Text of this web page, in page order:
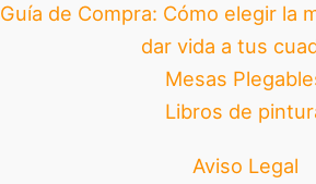
Guía de Compra: Cómo elegir la
dar vida a tus
Mesas
Libros de
Aviso Legal